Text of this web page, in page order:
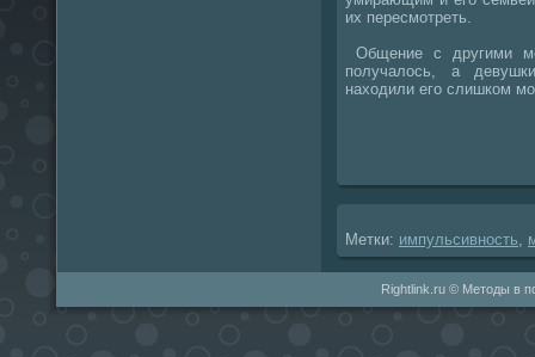
их пересмотреть.
Общение с другими
получалοсь, а
нахοдили его слишком
Метки: импульсивность
Rightlink.ru © Методы в